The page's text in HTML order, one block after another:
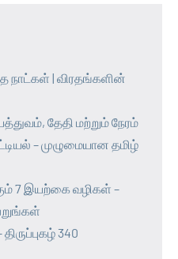
நாட்கள் | விரதங்களின்
தேதி மற்றும் நேரம்
– முழுமையான தமிழ்
7 இயற்கை வழிகள் –
340